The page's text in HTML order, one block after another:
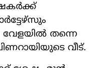
വേളയില്‍ തന്നെ
വീട്.